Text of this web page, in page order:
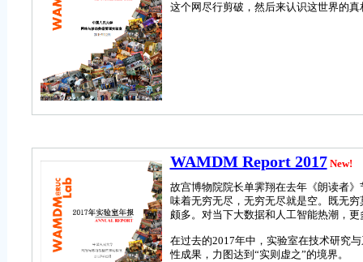
这个网尽行剪破，然后来认识这世界的真
WAMDM Report 2017 New!
故宫博物院院长单霁翔在去年《朗读者
味着无穷无尽，无穷无尽就是空。既无
颇多。对当下大数据和人工智能热潮，
在过去的2017年中，实验室在技术研究
性成果，力图达到“实则虚之”的境界。